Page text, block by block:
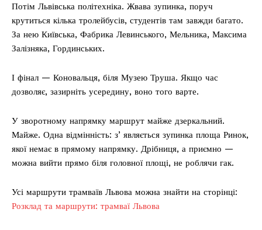
Потім Львівська політехніка. Жвава зупинка, поруч
крутиться кілька тролейбусів, студентів там завжди багато.
За нею Київська, Фабрика Левинського, Мельника, Максима
Залізняка, Гординських.
І фінал — Коновальця, біля Музею Труша. Якщо час
дозволяє, зазирніть усередину, воно того варте.
У зворотному напрямку маршрут майже дзеркальний.
Майже. Одна відмінність: зʼявляється зупинка площа Ринок,
якої немає в прямому напрямку. Дрібниця, а приємно —
можна вийти прямо біля головної площі, не роблячи гак.
Усі маршрути трамваїв Львова можна знайти на сторінці:
Розклад та маршрути: трамваї Львова